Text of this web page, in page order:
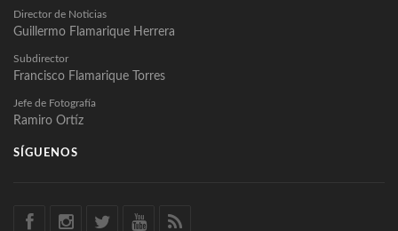
Director de Noticias
Guillermo Flamarique Herrera
Subdirector
Francisco Flamarique Torres
Jefe de Fotografía
Ramiro Ortíz
SÍGUENOS